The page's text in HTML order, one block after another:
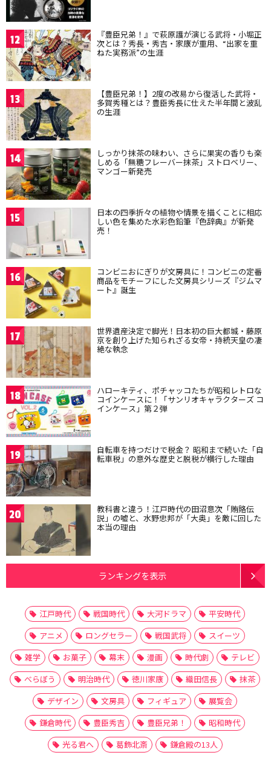
12 『豊臣兄弟！』で萩原護が演じる武将・小堀正
次とは？秀長・秀吉・家康が重用、“出家を重
ねた実務派”の生涯
13 【豊臣兄弟！】2度の改易から復活した武将・
多賀秀種とは？豊臣秀長に仕えた半年間と波乱
の生涯
14 しっかり抹茶の味わい、さらに果実の香りも楽
しめる「無糖フレーバー抹茶」ストロベリー、
マンゴー新発売
15 日本の四季折々の植物や情景を描くことに相応
しい色を集めた水彩色鉛筆『色辞典』が新発
売！
16 コンビニおにぎりが文房具に！コンビニの定番
商品をモチーフにした文房具シリーズ『ジムマ
ート』誕生
17 世界遺産決定で脚光！日本初の巨大都城・藤原
京を創り上げた知られざる女帝・持統天皇の凄
絶な執念
18 ハローキティ、ポチャッコたちが昭和レトロな
コインケースに！「サンリオキャラクターズ コ
インケース」第２弾
19 自転車を持つだけで税金？ 昭和まで続いた「自
転車税」の意外な歴史と脱税が横行した理由
20 教科書と違う！江戸時代の田沼意次「賄賂伝
説」の嘘と、水野忠邦が「大奥」を敵に回した
本当の理由
ランキングを表示
江戸時代 戦国時代 大河ドラマ
平安時代
アニメ
ロングセラー 戦国武将
スイーツ
雑学
お菓子 幕末 漫画 時代劇
テレビ
べらぼう
明治時代 徳川家康 織田信長
抹茶
デザイン
文房具 フィギュア
展覧会
鎌倉時代
豊臣秀吉 豊臣兄弟！
昭和時代
光る君へ
葛飾北斎 鎌倉殿の13人